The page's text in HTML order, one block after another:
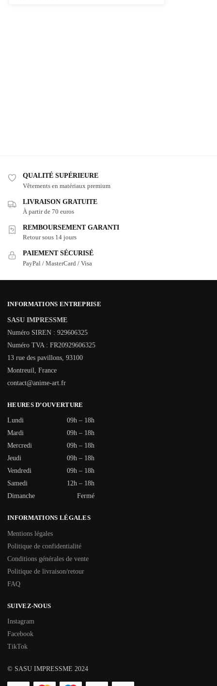
QUALITÉ SUPÉRIEURE
Vêtements en matériaux premium
LIVRAISON GRATUITE
À partir de 70 euros
REMBOURSEMENT GARANTI
Retour sous 14 jours
PAIEMENT SÉCURISÉ
PayPal / MasterCard / Visa
INFORMATIONS ENTREPRISE
SASU IMPRESSME
Numéro SIREN : 929606325
Numéro TVA : FR20929606325
13 rue des pavillons, 93100
Montreuil, France
contact@anime-art.fr
HEURES D’OUVERTURE
Lundi
09h – 18h
Mardi
09h – 18h
Mercredi
09h – 18h
Jeudi
09h – 18h
Vendredi
09h – 18h
Samedi
12h – 18h
Dimanche
Fermé
INFORMATIONS LÉGALES
Mentions légales
Politique de confidentialité
Conditions générales de vente
Politique de livraison/retour
FAQ
SUIVEZ-NOUS
Instagram
Facebook
TikTok
© SASU IMPRESSME 2024